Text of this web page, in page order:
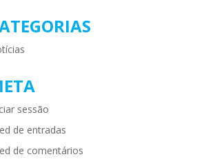
sessão
de entradas
de comentários